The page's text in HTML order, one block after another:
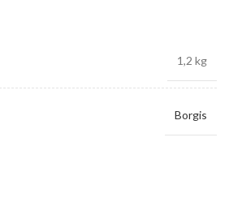
1,2 kg
Borgis